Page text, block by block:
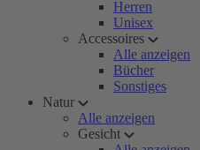
Herren
Unisex
Accessoires
Alle anzeigen
Bücher
Sonstiges
Natur
Alle anzeigen
Gesicht